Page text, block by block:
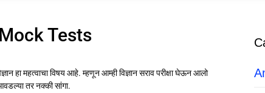
Mock Tests
हा महत्वाचा विषय आहे. म्हणून आम्ही विज्ञान सराव परीक्षा घेऊन आलो
तर नक्की सांगा.